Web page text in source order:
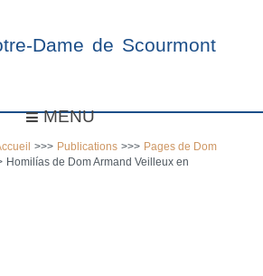
Dame de Scourmont
MENU
>>> Publications >>> Pages de Dom
Homilías de Dom Armand Veilleux en